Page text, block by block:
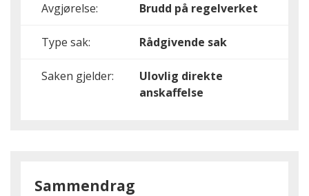
Avgjørelse: Brudd på regelverket
Type sak: Rådgivende sak
Saken gjelder:
Ulovlig direkte
anskaffelse
Sammendrag